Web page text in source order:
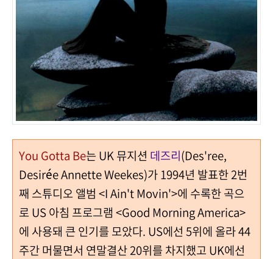
You Gotta Be는 UK 뮤지션 데즈리(Des'ree,
Desirée Annette Weekes)가 1994년 발표한 2번
째 스튜디오 앨범 <I Ain't Movin'>에 수록한 곡으
로 US 아침 프로그램 <Good Morning America>
에 사용돼 큰 인기를 모았다. US에선 5위에 올라 44
주간 머물면서 연말결산 20위를 차지했고 UK에선